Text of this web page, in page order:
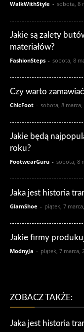
WalkWithStyle - sobota, 8
Jakie są zalety
materiałów?
FashionSteps - sobota, 8
Czy warto
ChicFoot - sobota, 8 marca,
Jakie będą
roku?
FootwearGuru - sobota, 8
Jaka jest historia
GlamShoe - piątek, 7
Jakie firmy
ModnyJa - piątek, 7 marca,
ZOBACZ TAKŻE:
Jaka jest historia